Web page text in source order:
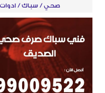
صحي / سباك /